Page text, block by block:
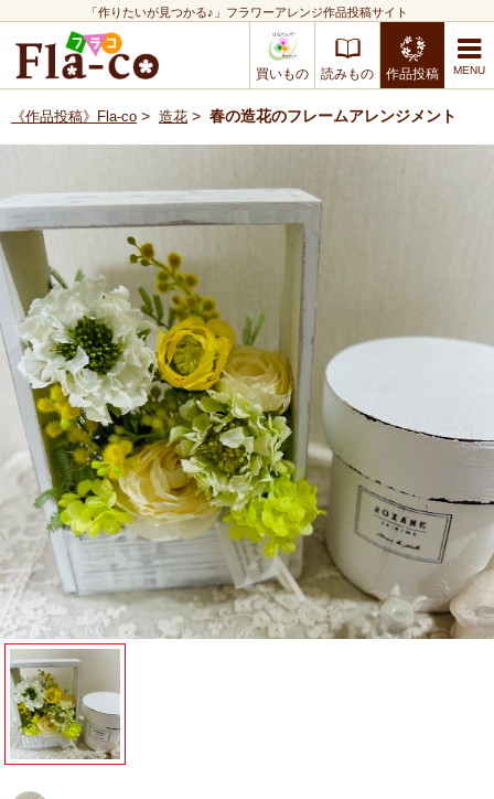
「作りたいが見つかる♪」フラワーアレンジ作品投稿サイト
買いもの 読みもの 作品投稿
《作品投稿》Fla-co > 造花 > 春の造花のフレームアレンジメント